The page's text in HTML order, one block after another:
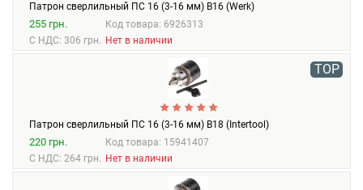
Патрон сверлильный ПС 16 (3-16 мм) В16 (Werk)
255 грн.
С НДС: 306 грн.
Код товара: 6926313
Нет в наличии
TOP
Патрон сверлильный ПС 16 (3-16 мм) В18 (Intertool)
220 грн.
С НДС: 264 грн.
Код товара: 15941407
Нет в наличии